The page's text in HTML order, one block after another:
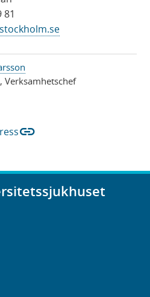
81
, Verksamhetschef
link